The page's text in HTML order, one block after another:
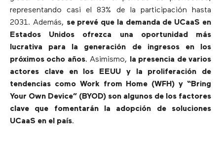
representando casi el 83% de la participación hasta
2031. Además, se prevé que la demanda de UCaaS en
Estados Unidos ofrezca una oportunidad más
lucrativa para la generación de ingresos en los
próximos ocho años. Asimismo,
la presencia de varios
actores clave en los EEUU y la proliferación de
tendencias como Work from Home (WFH) y “Bring
Your Own Device” (BYOD) son algunos de los factores
clave que fomentarán la adopción de soluciones
UCaaS en el país.